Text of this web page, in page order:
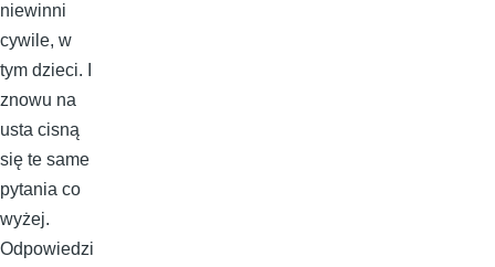
niewinni
cywile, w
tym dzieci. I
znowu na
usta cisną
się te same
pytania co
wyżej.
Odpowiedzi